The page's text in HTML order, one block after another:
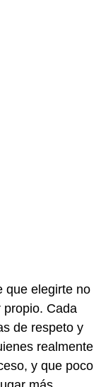
que elegirte no
propio. Cada
de respeto y
realmente
y que poco